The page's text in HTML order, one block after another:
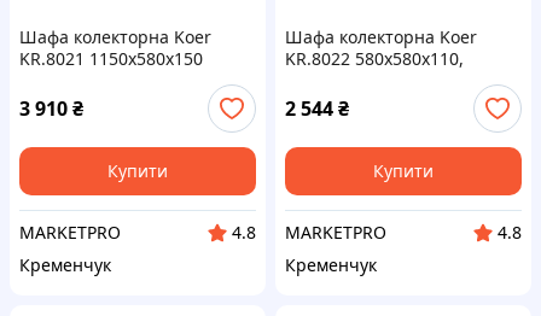
Шафа колекторна Koer
KR.8021 1150x580x150
3 910₴
Купити
MARKETPRO
4.8
Кременчук
Шафа колекторна Koer
KR.8022 580x580x110,
2 544₴
Купити
MARKETPRO
4.8
Кременчук